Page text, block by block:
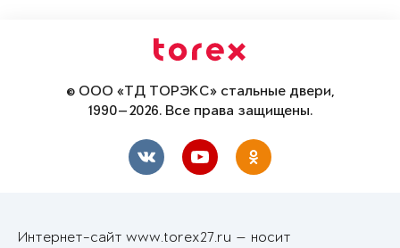
© ООО «ТД ТОРЭКС» стальные двери,
1990—2026. Все права защищены.
Интернет-сайт www.torex27.ru — носит